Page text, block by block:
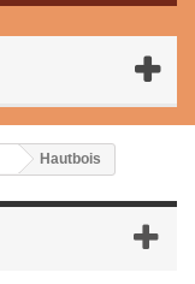
Hautbois